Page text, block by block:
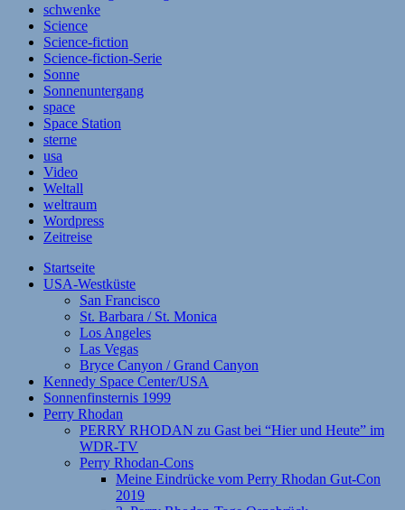
schwenke
Science
Science-fiction
Science-fiction-Serie
Sonne
Sonnenuntergang
space
Space Station
sterne
usa
Video
Weltall
weltraum
Wordpress
Zeitreise
Startseite
USA-Westküste
San Francisco
St. Barbara / St. Monica
Los Angeles
Las Vegas
Bryce Canyon / Grand Canyon
Kennedy Space Center/USA
Sonnenfinsternis 1999
Perry Rhodan
PERRY RHODAN zu Gast bei “Hier und Heute” im
WDR-TV
Perry Rhodan-Cons
Meine Eindrücke vom Perry Rhodan Gut-Con
2019